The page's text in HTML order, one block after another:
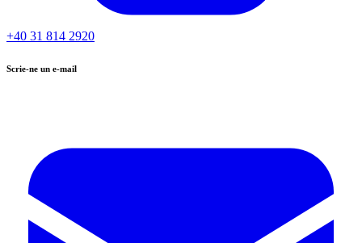
+40 31 814 2920
Scrie-ne un e-mail